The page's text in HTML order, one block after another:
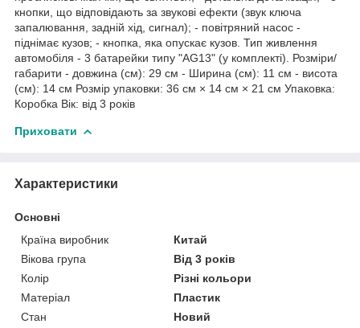
кнопки, що відповідають за звукові ефекти (звук ключа
запалювання, задній хід, сигнал); - повітряний насос -
піднімає кузов; - кнопка, яка опускає кузов. Тип живлення
автомобіля - 3 батарейки типу "AG13" (у комплекті). Розміри/
габарити - довжина (см): 29 см - Ширина (см): 11 см - висота
(см): 14 см Розмір упаковки: 36 см × 14 см × 21 см Упаковка:
Коробка Вік: від 3 років
Приховати
Характеристики
Основні
Країна виробник
Китай
Вікова група
Від 3 років
Колір
Різні кольори
Матеріал
Пластик
Стан
Новий